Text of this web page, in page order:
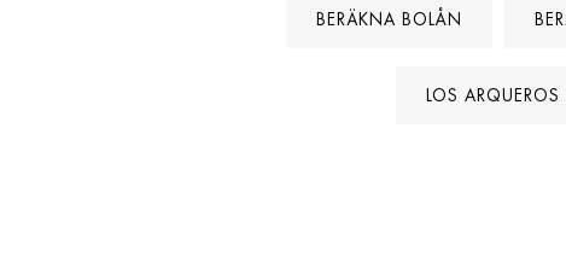
BERÄKNA BOLÅN
LOS ARQUEROS